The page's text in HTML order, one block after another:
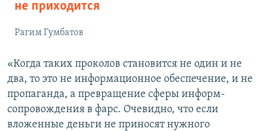
не приходится
Рагим Гумбатов
«Когда таких проколов становится не один и не
два, то это не информационное обеспечение, и не
пропаганда, а превращение сферы информ-
сопровождения в фарс. Очевидно, что если
вложенные деньги не приносят нужного